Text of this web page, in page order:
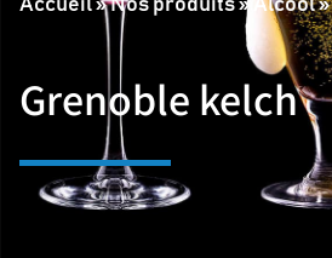
Accueil»Nos produits» Alcool»
Grenoble kelch